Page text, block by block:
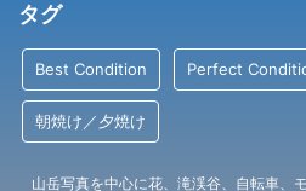
タグ
Best Condition Perfect
朝焼け／夕焼け
山岳写真を中心に花、滝渓谷、自転車、